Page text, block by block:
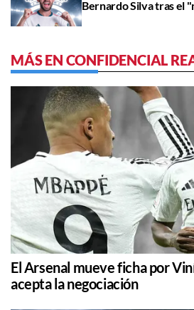
Bernardo Silva tras el
MÁS EN CONFIDENCIAL
El Arsenal mueve ficha por
acepta la negociación